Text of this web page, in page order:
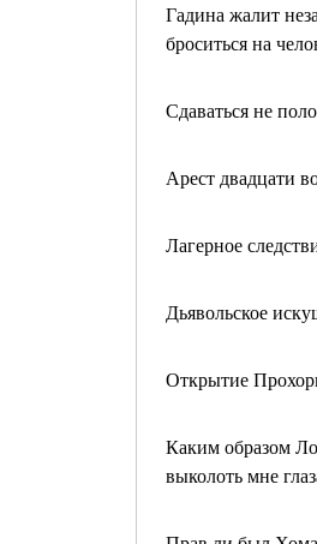
Гадина жалит
броситься на
Сдаваться не
Арест двадцати
Лагерное
Дьявольское
Открытие
Каким образом
выколоть мне